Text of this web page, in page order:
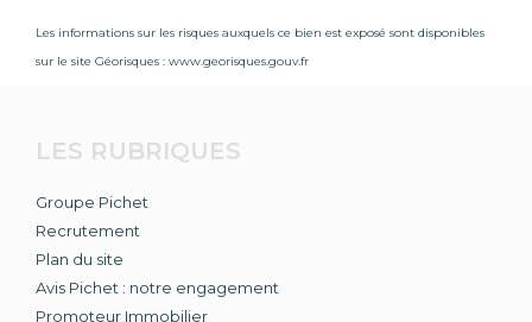
Les informations sur les risques auxquels ce bien est exposé sont disponibles
sur le site Géorisques : www.georisques.gouv.fr
LES RUBRIQUES
Groupe Pichet
Recrutement
Plan du site
Avis Pichet : notre engagement
Promoteur Immobilier